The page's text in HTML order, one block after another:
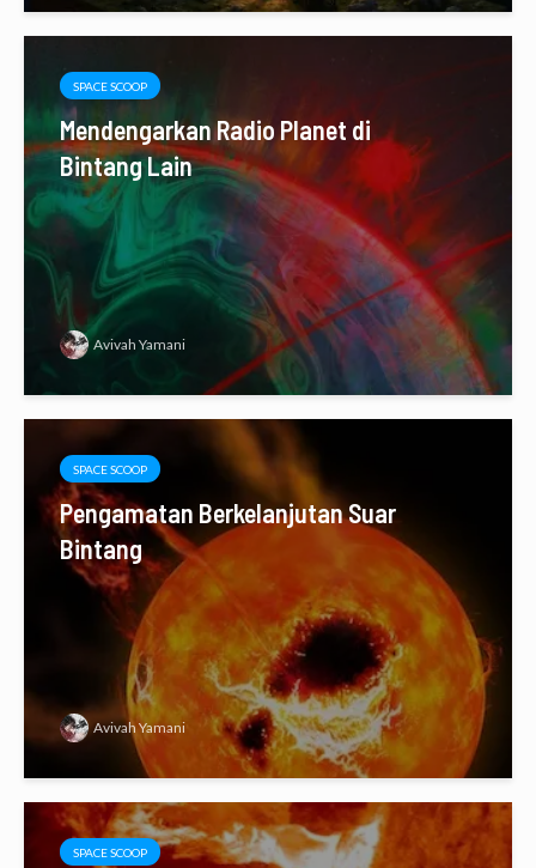
SPACE SCOOP
Mendengarkan Radio Planet di
Bintang Lain
Avivah Yamani
SPACE SCOOP
Pengamatan Berkelanjutan Suar
Bintang
Avivah Yamani
SPACE SCOOP